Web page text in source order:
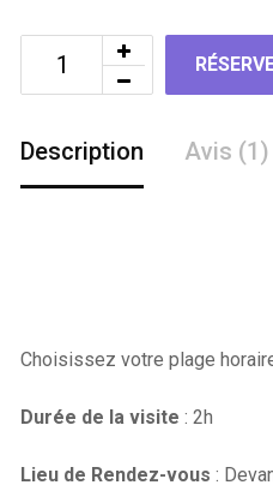
Description Avis (1)
Choisissez votre plage
Durée de la visite : 2h
Lieu de Rendez-vous :